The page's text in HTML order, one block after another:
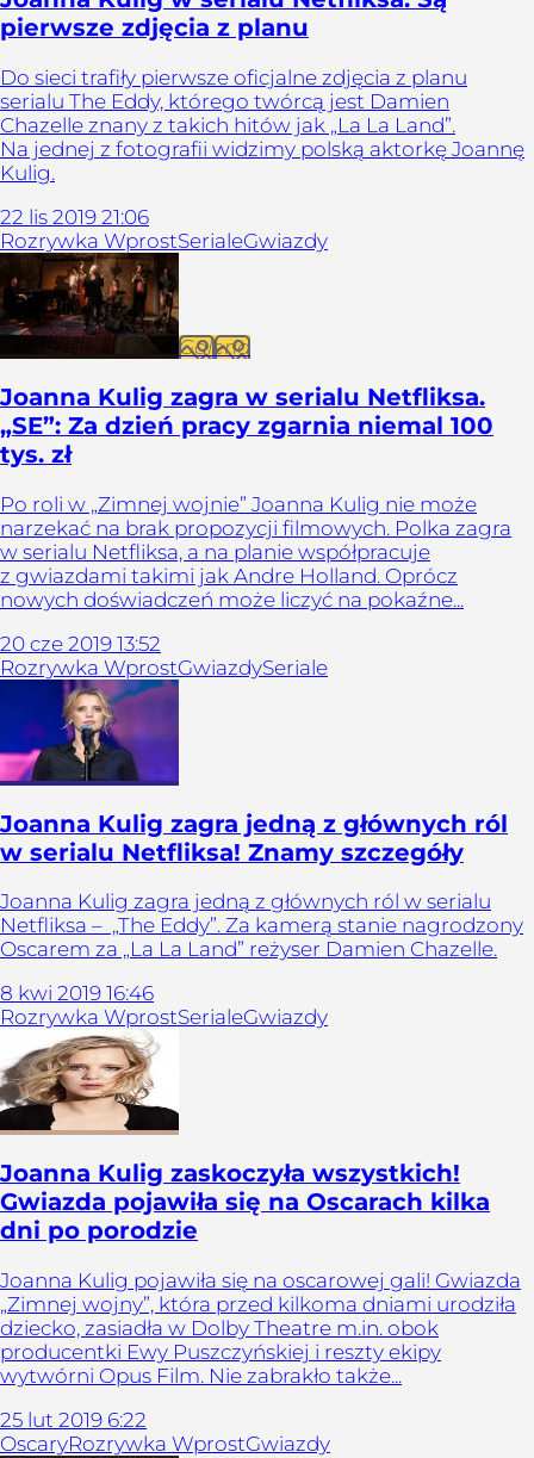
pierwsze zdjęcia z planu
Do sieci trafiły pierwsze oficjalne zdjęcia z planu
serialu The Eddy, którego twórcą jest Damien
Chazelle znany z takich hitów jak „La La Land”.
Na jednej z fotografii widzimy polską aktorkę Joannę
Kulig.
22 lis 2019 21:06
Rozrywka WprostSerialeGwiazdy
Galeria
Joanna Kulig zagra w serialu Netfliksa.
„SE”: Za dzień pracy zgarnia niemal 100
tys. zł
Po roli w „Zimnej wojnie” Joanna Kulig nie może
narzekać na brak propozycji filmowych. Polka zagra
w serialu Netfliksa, a na planie współpracuje
z gwiazdami takimi jak Andre Holland. Oprócz
nowych doświadczeń może liczyć na pokaźne...
20 cze 2019 13:52
Rozrywka WprostGwiazdySeriale
Joanna Kulig zagra jedną z głównych ról
w serialu Netfliksa! Znamy szczegóły
Joanna Kulig zagra jedną z głównych ról w serialu
Netfliksa – „The Eddy”. Za kamerą stanie nagrodzony
Oscarem za „La La Land” reżyser Damien Chazelle.
8 kwi 2019 16:46
Rozrywka WprostSerialeGwiazdy
Joanna Kulig zaskoczyła wszystkich!
Gwiazda pojawiła się na Oscarach kilka
dni po porodzie
Joanna Kulig pojawiła się na oscarowej gali! Gwiazda
„Zimnej wojny”, która przed kilkoma dniami urodziła
dziecko, zasiadła w Dolby Theatre m.in. obok
producentki Ewy Puszczyńskiej i reszty ekipy
wytwórni Opus Film. Nie zabrakło także...
25 lut 2019 6:22
OscaryRozrywka WprostGwiazdy